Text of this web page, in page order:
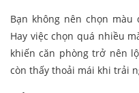
Bạn không nên chọn màu
Hay việc chọn quá nhiều
khiến căn phòng trở nên
còn thấy thoải mái khi trải